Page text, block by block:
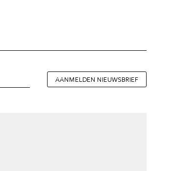
AANMELDEN NIEUWSBRIEF